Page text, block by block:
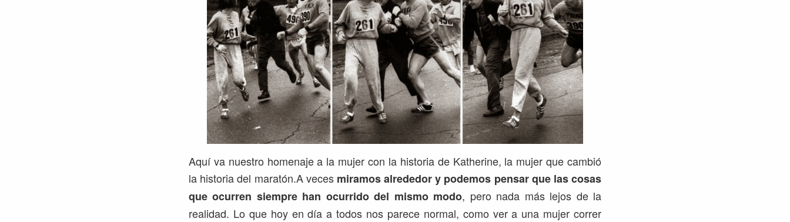
Aquí va nuestro homenaje a la mujer con la historia de Katherine, la mujer que cambió
la historia del maratón.A veces miramos alrededor y podemos pensar que las cosas
que ocurren siempre han ocurrido del mismo modo, pero nada más lejos de la
realidad. Lo que hoy en día a todos nos parece normal, como ver a una mujer correr